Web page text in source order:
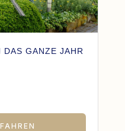
GANZE JAHR